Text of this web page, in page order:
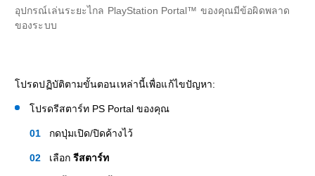
อุปกรณ์เล่นระยะไกล PlayStation Portal™ ของคุณมีข้อผิดพลาด
ของระบบ
โปรดปฏิบัติตามขั้นตอนเหล่านี้เพื่อแก้ไขปัญหา:
โปรดรีสตาร์ท PS Portal ของคุณ
กดปุ่มเปิด/ปิดค้างไว้
เลือก รีสตาร์ท